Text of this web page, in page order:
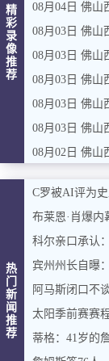
精
彩
录
像
推
荐
热
门
新
闻
推
荐
C罗被AI评为
科尔亲口承认
阿马斯闭口不
蒂格：41岁的